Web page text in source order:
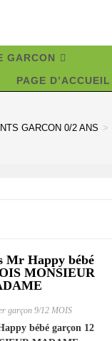
GARCON
PAGE D’ACCUEIL
GARCON 0/2 ANS >
garçon 9/12 MOIS
bébé garçon 12